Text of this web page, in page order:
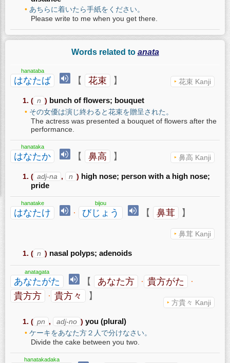
あちらに着いたら手紙をください。
Please write to me when you get there.
Words related to anata
はなたば
hanataba
【 花束 】 花束 Kanji
( n ) bunch of flowers; bouquet
その女優は演じ終わると花束を贈呈された。
The actress was presented a bouquet of flowers after the
performance.
はなたか
hanataka
【 鼻高 】 鼻高 Kanji
( adj-na , n ) high nose; person with a high nose;
pride
はなたけ
hanatake
· びじょう
bijou
【 鼻茸 】
鼻茸 Kanji
( n ) nasal polyps; adenoids
あなたがた
anatagata
【 あなた方 · 貴方がた
·
貴方方
· 貴方々 】
方貴々 Kanji
( pn , adj-no ) you (plural)
ケーキをあなた方２人で分けなさい。
Divide the cake between you two.
hanatakadaka